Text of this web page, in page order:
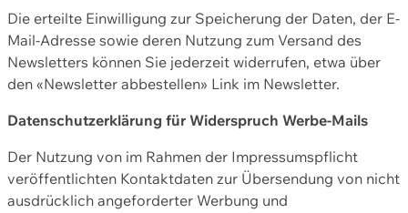
Die erteilte Einwilligung zur Speicherung der Daten, der E-
Mail-Adresse sowie deren Nutzung zum Versand des
Newsletters können Sie jederzeit widerrufen, etwa über
den «Newsletter abbestellen» Link im Newsletter.
Datenschutzerklärung für Widerspruch Werbe-Mails
Der Nutzung von im Rahmen der Impressumspflicht
veröffentlichten Kontaktdaten zur Übersendung von nicht
ausdrücklich angeforderter Werbung und